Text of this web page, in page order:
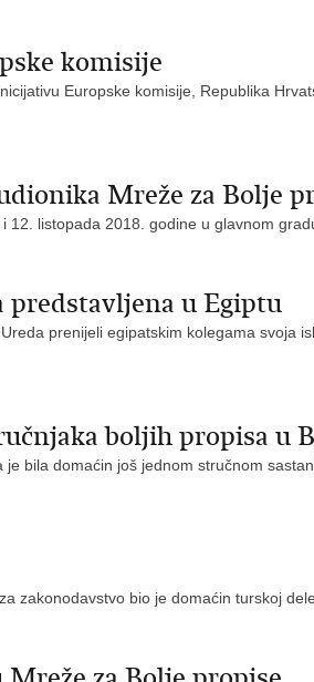
komisije
Europske komisije, Republika
Mreže za Bolje
listopada 2018. godine u glavnom
predstavljena u Egiptu
prenijeli egipatskim kolegama svoja
boljih propisa u
bila domaćin još jednom stručnom
zakonodavstvo bio je domaćin turskoj